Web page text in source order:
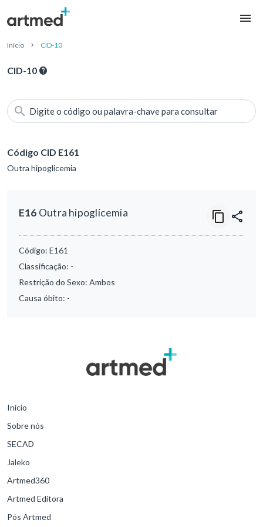
Início CID-10
CID-10
Digite o código ou palavra-chave para consultar
Código CID E161
Outra hipoglicemia
E16 Outra hipoglicemia
Código: E161
Classificação: -
Restrição do Sexo: Ambos
Causa óbito: -
Início
Sobre nós
SECAD
Jaleko
Artmed360
Artmed Editora
Pós Artmed